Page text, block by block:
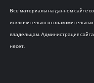
Все материалы на данном сайте
исключительно в
владельцам. Администрация
несет.